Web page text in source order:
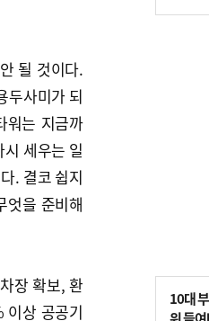
될 것이다.
두사미가 되
워는 지금까
세우는 일
. 결코 쉽지
엇을 준비해
장 확보, 환
이상 공공기
10 르
10대